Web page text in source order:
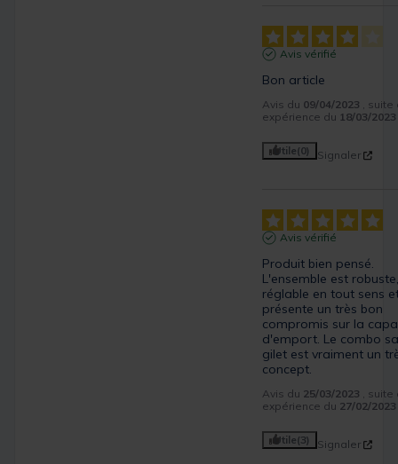
Avis vérifié
Bon article
Avis du 09/04/2023 , suite
expérience du 18/03/2023
Utile(0) Signaler
Avis vérifié
Produit bien pensé.
L'ensemble est
réglable en tout sens
présente un très bon
compromis sur la
d'emport. Le combo
gilet est vraiment un
concept.
Avis du 25/03/2023 , suite
expérience du 27/02/2023
Utile(3) Signaler